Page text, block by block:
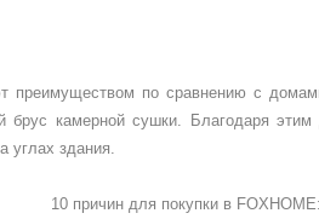
преимуществом по сравнению с
брус камерной сушки. Благодаря
углах здания.
10 причин для покупки в FOXHOME: